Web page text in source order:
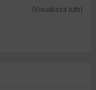
(Visualizza tutti)